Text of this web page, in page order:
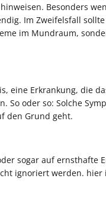
Besonders
Im Zweifelsfall
im Mundraum,
eine Erkrankung, die
So oder so: Solche
den Grund geht.
sogar auf ernsthafte
ignoriert werden. hier